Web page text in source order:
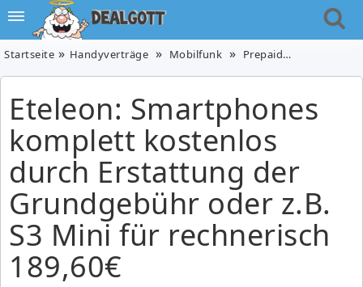
Startseite Handyverträge Mobilfunk Prepaidtarife
Eteleon: Smartphones
komplett kostenlos
durch Erstattung der
Grundgebühr oder z.B.
S3 Mini für rechnerisch
189,60€